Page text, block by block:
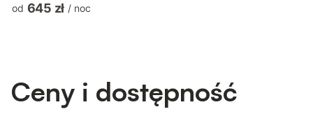
dishwasher, microwave, iron and ironing board, fridge, freezer,
od 645 zł / noc
Ceny i dostępność